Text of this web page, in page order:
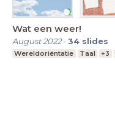
Wat een weer!
August 2022-34 slides
Wereldoriëntatie Taal +3